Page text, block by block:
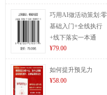
巧用AI做活动策划:零
基础入门+全线执行
+线下落实一本通
¥79.00
如何提升预见力
¥58.00